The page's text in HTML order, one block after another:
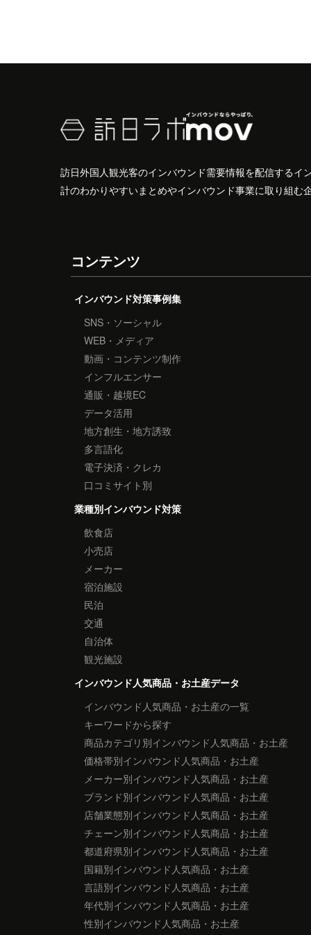
訪日外国人観光客のインバウンド需要情報を配信する
計のわかりやすいまとめやインバウンド事業に取り組
コンテンツ
インバウンド対策事例集
SNS・ソーシャル
WEB・メディア
動画・コンテンツ制作
インフルエンサー
通販・越境EC
データ活用
地方創生・地方誘致
多言語化
電子決済・クレカ
口コミサイト別
業種別インバウンド対策
飲食店
小売店
メーカー
宿泊施設
民泊
交通
自治体
観光施設
インバウンド人気商品・お土産データ
インバウンド人気商品・お土産の一覧
キーワードから探す
商品カテゴリ別インバウンド人気商品・お土産
価格帯別インバウンド人気商品・お土産
メーカー別インバウンド人気商品・お土産
ブランド別インバウンド人気商品・お土産
店舗業態別インバウンド人気商品・お土産
チェーン別インバウンド人気商品・お土産
都道府県別インバウンド人気商品・お土産
国籍別インバウンド人気商品・お土産
言語別インバウンド人気商品・お土産
年代別インバウンド人気商品・お土産
性別インバウンド人気商品・お土産